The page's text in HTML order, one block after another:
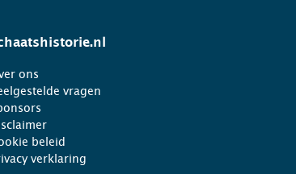
ons
vragen
beleid
verklaring